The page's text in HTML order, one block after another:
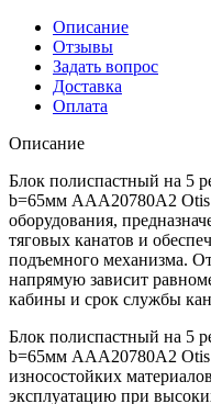
Описание
Отзывы
Задать вопрос
Доставка
Оплата
Описание
Блок полиспастный на 5
b=65мм AAA20780A2
оборудования,
тяговых канатов и
подъемного механизма.
напрямую зависит
кабины и срок службы
Блок полиспастный на 5
b=65мм AAA20780A2 Otis
износостойких
эксплуатацию при